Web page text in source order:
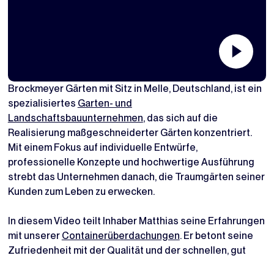
Brockmeyer Gärten mit Sitz in Melle, Deutschland, ist ein
spezialisiertes Garten- und
Landschaftsbauunternehmen, das sich auf die
Realisierung maßgeschneiderter Gärten konzentriert.
Mit einem Fokus auf individuelle Entwürfe,
professionelle Konzepte und hochwertige Ausführung
strebt das Unternehmen danach, die Traumgärten seiner
Kunden zum Leben zu erwecken.
In diesem Video teilt Inhaber Matthias seine Erfahrungen
mit unserer Containerüberdachungen. Er betont seine
Zufriedenheit mit der Qualität und der schnellen, gut